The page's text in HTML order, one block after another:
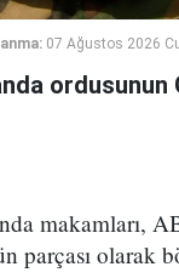
07 Ağustos 2026
ordusunun
makamları,
parçası olarak